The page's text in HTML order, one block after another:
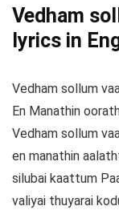
Vedham
lyrics in
Vedham sollum
En Manathin
Vedham sollum
en manathin
silubai kaattum
valiyai thuyarai